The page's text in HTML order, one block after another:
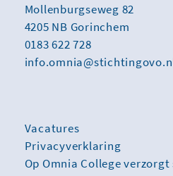
Mollenburgseweg 82
4205 NB Gorinchem
0183 622 728
Vacatures
Privacyverklaring
Op Omnia College